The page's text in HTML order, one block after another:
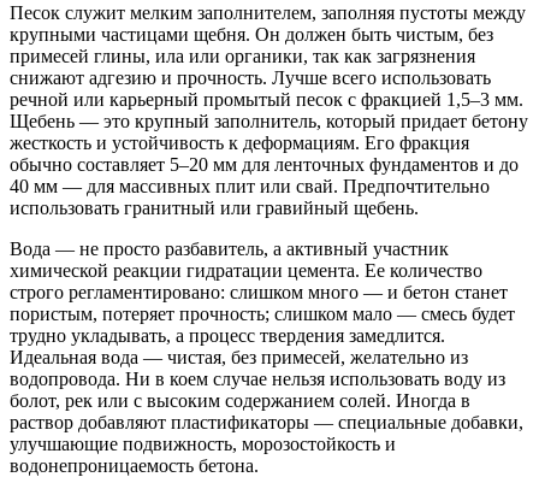
Песок служит мелким заполнителем, заполняя пустоты между
крупными частицами щебня. Он должен быть чистым, без
примесей глины, ила или органики, так как загрязнения
снижают адгезию и прочность. Лучше всего использовать
речной или карьерный промытый песок с фракцией 1,5–3 мм.
Щебень — это крупный заполнитель, который придает бетону
жесткость и устойчивость к деформациям. Его фракция
обычно составляет 5–20 мм для ленточных фундаментов и до
40 мм — для массивных плит или свай. Предпочтительно
использовать гранитный или гравийный щебень.
Вода — не просто разбавитель, а активный участник
химической реакции гидратации цемента. Ее количество
строго регламентировано: слишком много — и бетон станет
пористым, потеряет прочность; слишком мало — смесь будет
трудно укладывать, а процесс твердения замедлится.
Идеальная вода — чистая, без примесей, желательно из
водопровода. Ни в коем случае нельзя использовать воду из
болот, рек или с высоким содержанием солей. Иногда в
раствор добавляют пластификаторы — специальные добавки,
улучшающие подвижность, морозостойкость и
водонепроницаемость бетона.